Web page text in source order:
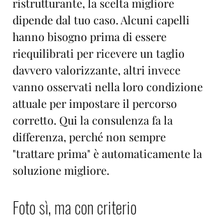
ristrutturante, la scelta migliore
dipende dal tuo caso. Alcuni capelli
hanno bisogno prima di essere
riequilibrati per ricevere un taglio
davvero valorizzante, altri invece
vanno osservati nella loro condizione
attuale per impostare il percorso
corretto. Qui la consulenza fa la
differenza, perché non sempre
"trattare prima" è automaticamente la
soluzione migliore.
Foto sì, ma con criterio